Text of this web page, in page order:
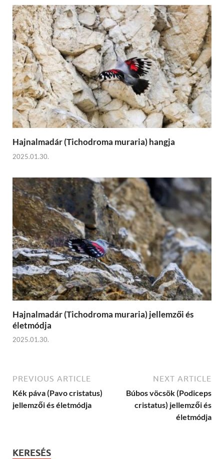
Hajnalmadár (Tichodroma muraria) hangja
2025.01.30.
Hajnalmadár (Tichodroma muraria) jellemzői és
életmódja
2025.01.30.
PREVIOUS ARTICLE
Kék páva (Pavo cristatus)
jellemzői és életmódja
NEXT ARTICLE
Búbos vöcsök (Podiceps
cristatus) jellemzői és
életmódja
KERESÉS